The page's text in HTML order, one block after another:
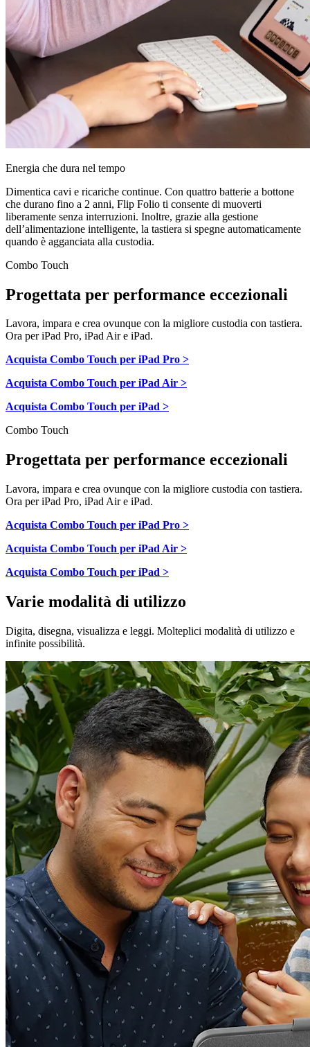
Energia che dura nel tempo
Dimentica cavi e ricariche continue. Con quattro batterie a bottone
che durano fino a 2 anni, Flip Folio ti consente di muoverti
liberamente senza interruzioni. Inoltre, grazie alla gestione
dell’alimentazione intelligente, la tastiera si spegne automaticamente
quando è agganciata alla custodia.
Combo Touch
Progettata per performance eccezionali
Lavora, impara e crea ovunque con la migliore custodia con tastiera.
Ora per iPad Pro, iPad Air e iPad.
Acquista Combo Touch per iPad Pro >
Acquista Combo Touch per iPad Air >
Acquista Combo Touch per iPad >
Combo Touch
Progettata per performance eccezionali
Lavora, impara e crea ovunque con la migliore custodia con tastiera.
Ora per iPad Pro, iPad Air e iPad.
Acquista Combo Touch per iPad Pro >
Acquista Combo Touch per iPad Air >
Acquista Combo Touch per iPad >
Varie modalità di utilizzo
Digita, disegna, visualizza e leggi. Molteplici modalità di utilizzo e
infinite possibilità.